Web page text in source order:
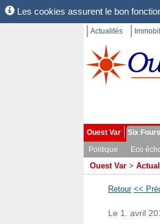
Les cookies assurent le bon
Actualités
Ouest Var Six Fours
Politique
Eco
Ouest Var >
Retour <<
Le 1. avril